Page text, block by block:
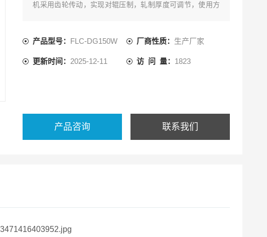
机采用齿轮传动，实现对辊压制，轧制厚度可调节，使用方
产品型号： FLC-DG150W 厂商性质： 生产厂家
更新时间： 2025-12-11 访 问 量： 1823
产品咨询 联系我们